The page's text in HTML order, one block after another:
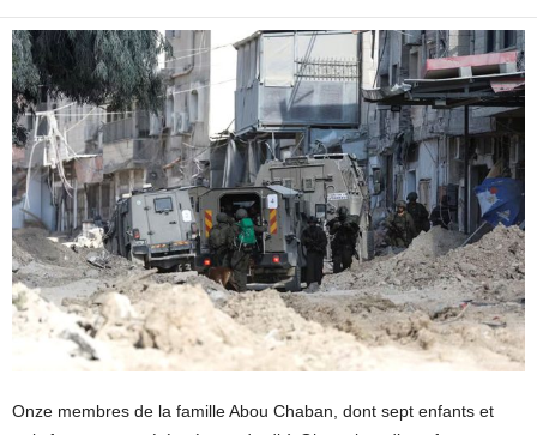
Onze membres de la famille Abou Chaban, dont sept enfants et